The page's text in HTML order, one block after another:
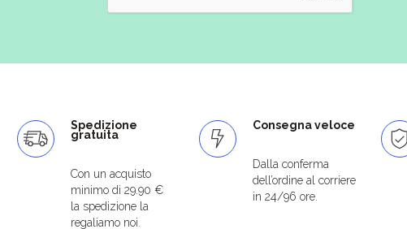
Spedizione
gratuita
Con un acquisto
minimo di 29.90 €
la spedizione la
regaliamo noi.
Consegna veloce
Dalla conferma
dell’ordine al corriere
in 24/96 ore.